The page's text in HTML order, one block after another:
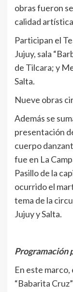
obras fueron
calidad
Participan el
Jujuy, sala
de Tilcara; y
Salta.
Nueve obras
Además se
presentación
cuerpo
fue en La
Pasillo de la
ocurrido el
tema de la
Jujuy y Salta.
Programación
En este marco,
“Babarita